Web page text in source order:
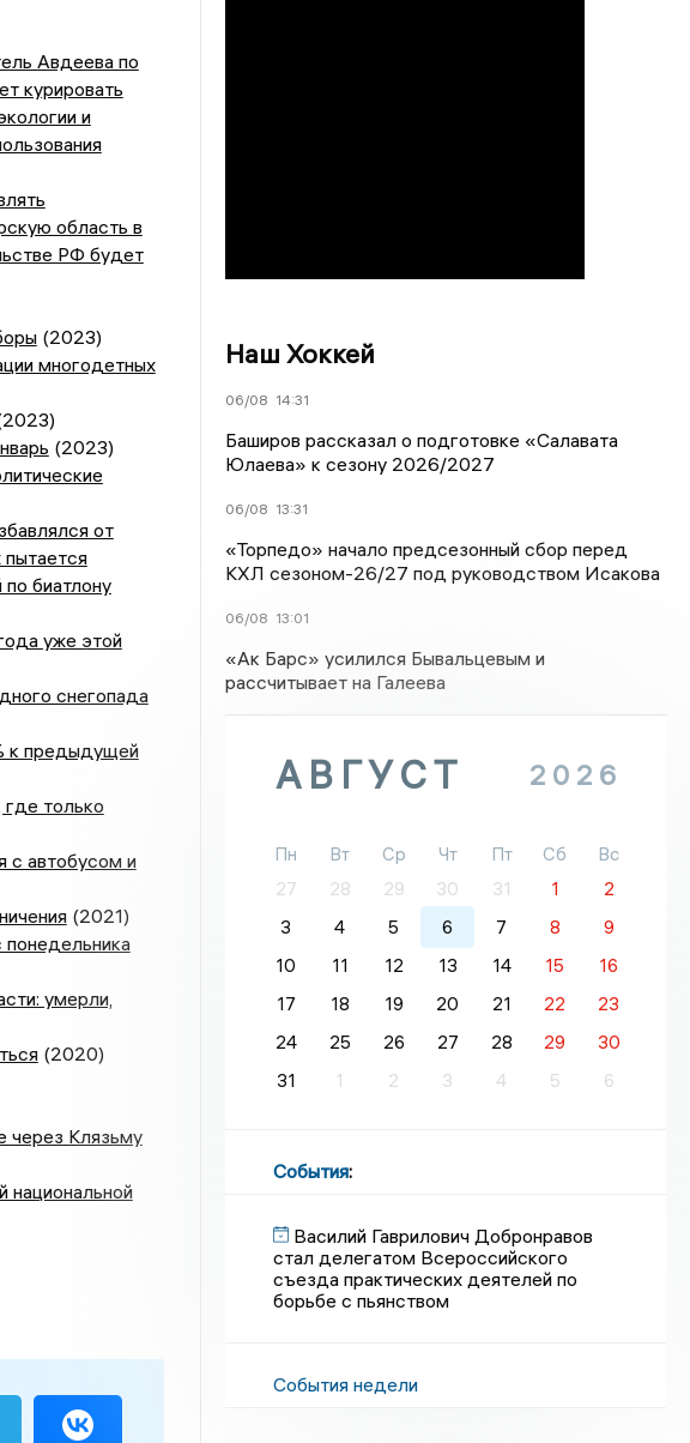
Авдеева по
курировать
и
область в
РФ будет
(2023)
многодетных
(2023)
от
биатлону
уже этой
снегопада
к предыдущей
только
с автобусом и
(2021)
понедельника
умерли,
(2020)
через Клязьму
национальной
Наш Хоккей
06/08 14:31
Баширов рассказал о подготовке «Салавата
Юлаева» к сезону 2026/2027
06/08 13:31
«Торпедо» начало предсезонный сбор перед
КХЛ сезоном-26/27 под руководством Исакова
06/08 13:01
«Ак Барс» усилился Бывальцевым и
рассчитывает на Галеева
АВГУСТ 2026
Пн Вт Ср Чт Пт Сб
Вс
27
28 29 30 31 1
2
3
4 5 6 7 8
9
10
11 12 13 14 15
16
17
18 19 20 21 22
23
24
25 26 27 28 29
30
31
1 2 3 4 5 6
События:
Василий Гаврилович Добронравов
стал делегатом Всероссийского
съезда практических деятелей по
борьбе с пьянством
События недели